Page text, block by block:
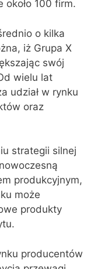
100 firm.
o kilka
iż Grupa X
swój
wielu lat
udział w rynku
oraz
strategii silnej
produkcyjnym,
może
produkty
producentów